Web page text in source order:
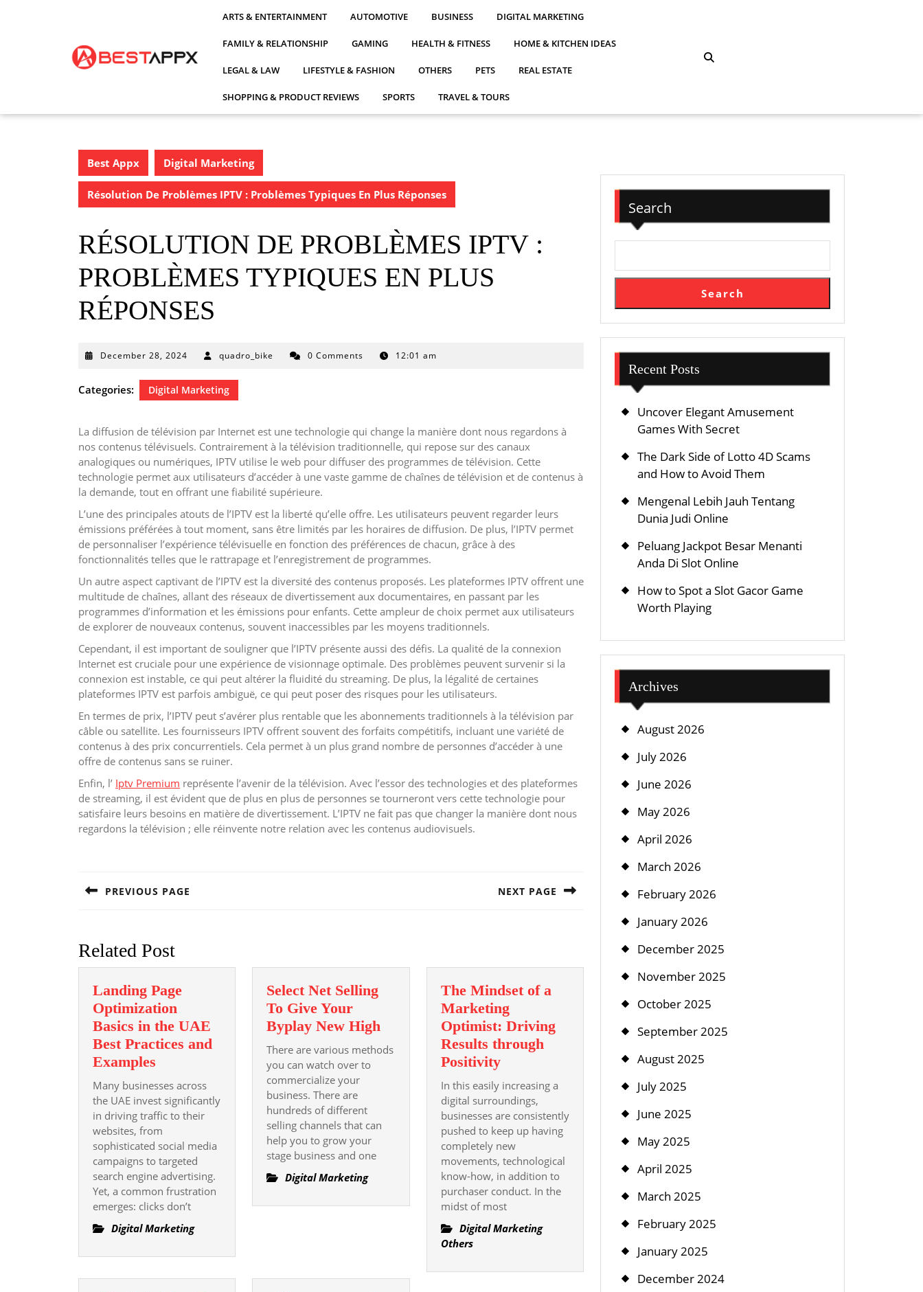
ARTS & ENTERTAINMENT AUTOMOTIVE BUSINESS DIGITAL MARKETING
FAMILY & RELATIONSHIP GAMING HEALTH & FITNESS HOME & KITCHEN IDEAS
LEGAL & LAW LIFESTYLE & FASHION OTHERS PETS REAL ESTATE
SHOPPING & PRODUCT REVIEWS SPORTS TRAVEL & TOURS
Best Appx Digital Marketing
Résolution De Problèmes IPTV : Problèmes Typiques En Plus Réponses
RÉSOLUTION DE PROBLÈMES IPTV :
PROBLÈMES TYPIQUES EN PLUS
RÉPONSES
December 28, 2024 December
2024
quadro_bike 0 Comments 12:01 am
Categories: Digital Marketing
La diffusion de télévision par Internet est une technologie qui change la manière dont nous regardons à
nos contenus télévisuels. Contrairement à la télévision traditionnelle, qui repose sur des canaux
analogiques ou numériques, IPTV utilise le web pour diffuser des programmes de télévision. Cette
technologie permet aux utilisateurs d’accéder à une vaste gamme de chaînes de télévision et de contenus à
la demande, tout en offrant une fiabilité supérieure.
L’une des principales atouts de l’IPTV est la liberté qu’elle offre. Les utilisateurs peuvent regarder leurs
émissions préférées à tout moment, sans être limités par les horaires de diffusion. De plus, l’IPTV permet
de personnaliser l’expérience télévisuelle en fonction des préférences de chacun, grâce à des
fonctionnalités telles que le rattrapage et l’enregistrement de programmes.
Un autre aspect captivant de l’IPTV est la diversité des contenus proposés. Les plateformes IPTV offrent une
multitude de chaînes, allant des réseaux de divertissement aux documentaires, en passant par les
programmes d’information et les émissions pour enfants. Cette ampleur de choix permet aux utilisateurs
de explorer de nouveaux contenus, souvent inaccessibles par les moyens traditionnels.
Cependant, il est important de souligner que l’IPTV présente aussi des défis. La qualité de la connexion
Internet est cruciale pour une expérience de visionnage optimale. Des problèmes peuvent survenir si la
connexion est instable, ce qui peut altérer la fluidité du streaming. De plus, la légalité de certaines
plateformes IPTV est parfois ambiguë, ce qui peut poser des risques pour les utilisateurs.
En termes de prix, l’IPTV peut s’avérer plus rentable que les abonnements traditionnels à la télévision par
câble ou satellite. Les fournisseurs IPTV offrent souvent des forfaits compétitifs, incluant une variété de
contenus à des prix concurrentiels. Cela permet à un plus grand nombre de personnes d’accéder à une
offre de contenus sans se ruiner.
Enfin, l’ Iptv Premium représente l’avenir de la télévision. Avec l’essor des technologies et des plateformes
de streaming, il est évident que de plus en plus de personnes se tourneront vers cette technologie pour
satisfaire leurs besoins en matière de divertissement. L’IPTV ne fait pas que changer la manière dont nous
regardons la télévision ; elle réinvente notre relation avec les contenus audiovisuels.
navigation
PREVIOUS PAGE NEXT PAGE
Related Post
Landing Page
Optimization
Basics in the UAE
Best Practices and
Examples
Optimization
Basics
in
the
UAE
Best
Practices
and
Examples
Many businesses across
the UAE invest significantly
in driving traffic to their
websites, from
sophisticated social media
campaigns to targeted
search engine advertising.
Yet, a common frustration
emerges: clicks don’t
Digital Marketing
Select Net Selling
To Give Your
Byplay New High
Net
Byplay
There are various methods
you can watch over to
commercialize your
business. There are
hundreds of different
selling channels that can
help you to grow your
stage business and one
Digital Marketing
The Mindset of a
Marketing
Optimist: Driving
Results through
PositivityThe
Mindset
of
a
Marketing
Optimist:
Driving
Results
through
Positivity
In this easily increasing a
digital surroundings,
businesses are consistently
pushed to keep up having
completely new
movements, technological
know-how, in addition to
purchaser conduct. In the
midst of most
Digital Marketing
Others
Search
Search
Recent Posts
Uncover Elegant Amusement
Games With Secret
The Dark Side of Lotto 4D Scams
and How to Avoid Them
Mengenal Lebih Jauh Tentang
Dunia Judi Online
Peluang Jackpot Besar Menanti
Anda Di Slot Online
How to Spot a Slot Gacor Game
Worth Playing
Archives
August 2026
July 2026
June 2026
May 2026
April 2026
March 2026
February 2026
January 2026
December 2025
November 2025
October 2025
September 2025
August 2025
July 2025
June 2025
May 2025
April 2025
March 2025
February 2025
January 2025
December 2024